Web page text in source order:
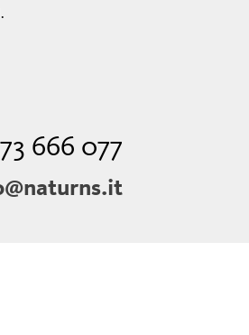
666 077